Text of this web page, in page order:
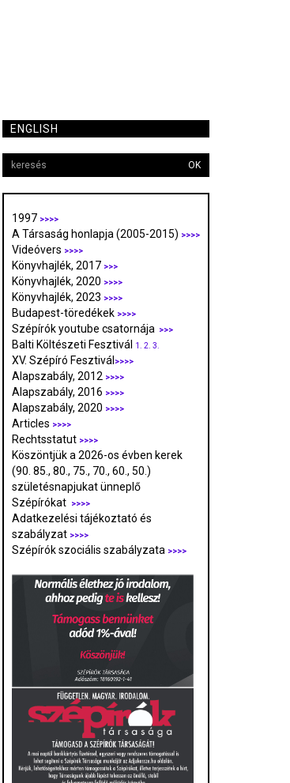
ENGLISH
OK
1997 >>>>
A Társaság honlapja (2005-2015) >>>>
Videóvers >>>>
Könyvhajlék, 2017 >>>
Könyvhajlék, 2020 >>>>
Könyvhajlék, 2023 >>>>
Budapest-töredékek >>>>
Szépírók youtube csatornája >>>
Balti Költészeti Fesztivál 1. 2. 3.
XV. Szépíró Fesztivál >>>>
Alapszabály, 2012 >>>>
Alapszabály, 2016 >>>>
Alapszabály, 2020 >>>>
Articles >>>>
Rechtsstatut >>>>
Köszöntjük a 2026-os évben kerek
(90. 85., 80., 75., 70., 60., 50.)
születésnapjukat ünneplő
Szépírókat
>>>>
Adatkezelési tájékoztató és
szabályzat >>>>
Szépírók szociális szabályzata >>>>